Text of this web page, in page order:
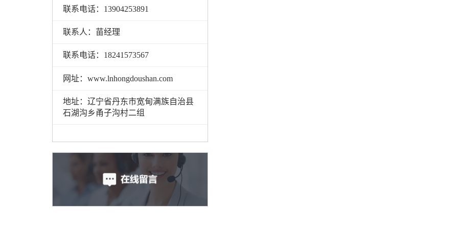
联系电话：13904253891
联系人：苗经理
联系电话：18241573567
网址：www.lnhongdoushan.com
地址：辽宁省丹东市宽甸满族自治县
石湖沟乡甬子沟村二组